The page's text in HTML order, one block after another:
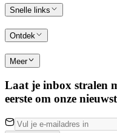
Snelle links
Ontdek
Meer
Laat je inbox stralen
eerste om onze